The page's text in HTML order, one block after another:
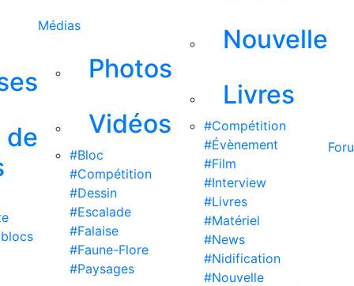
de
Médias
Photos
Vidéos
#Bloc
#Compétition
#Dessin
#Escalade
#Falaise
#Faune-Flore
#Paysages
Nouvelle
Livres
#Compétition
#Évènement
#Film
#Interview
#Livres
#Matériel
#News
#Nidification
#Nouvelle